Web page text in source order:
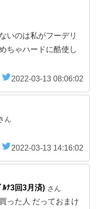
いのは私がフーデリ
ちゃハードに酷使し
2022-03-13 08:06:02
ん
2022-03-13 14:16:02
ﾅ3回3月済) さん
った人 だっておまけ